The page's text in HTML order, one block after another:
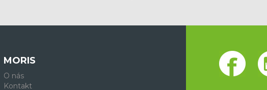
MORIS
O nás
Kontakt